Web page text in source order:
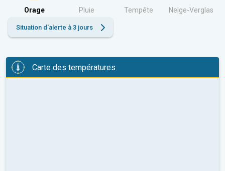
Orage Pluie Tempête Neige-Verglas
Situation d'alerte à 3 jours
Carte des températures